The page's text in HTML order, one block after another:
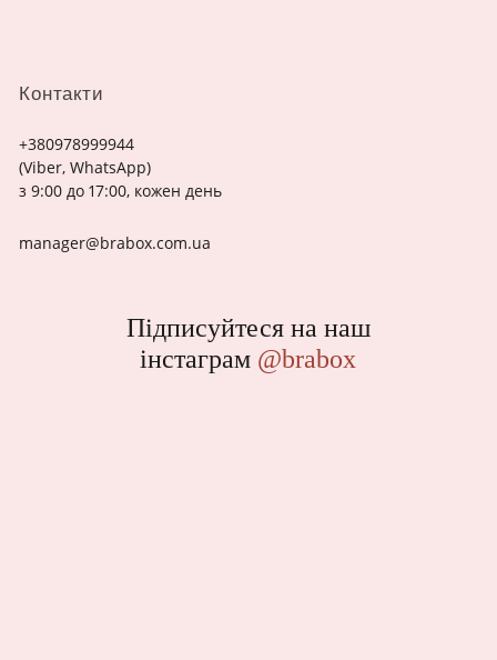
Контакти
+380978999944
(Viber, WhatsApp)
з 9:00 до 17:00, кожен день
manager@brabox.com.ua
Підписуйтеся на наш
інстаграм @brabox